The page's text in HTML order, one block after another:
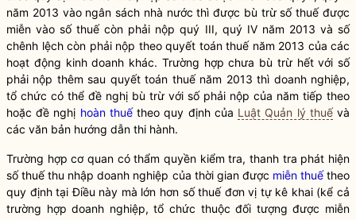
năm 2013 vào ngân sách nhà nước thì được bù trừ số thuế được
miễn vào số thuế còn phải nộp quý III, quý IV năm 2013 và số
chênh lệch còn phải nộp theo quyết toán thuế năm 2013 của các
hoạt động kinh doanh khác. Trường hợp chưa bù trừ hết với số
phải nộp thêm sau quyết toán thuế năm 2013 thì doanh nghiệp,
tổ chức có thể đề nghị bù trừ với số phải nộp của năm tiếp theo
hoặc đề nghị hoàn thuếtheo quy định của Luật Quản lý thuếvà
các văn bản hướng dẫn thi hành.
Trường hợp cơ quan có thẩm quyền kiểm tra, thanh tra phát hiện
số thuế thu nhập doanh nghiệp của thời gian được miễn thuếtheo
quy định tại Điều này mà lớn hơn số thuế đơn vị tự kê khai (kể cả
trường hợp doanh nghiệp, tổ chức thuộc đối tượng được miễn